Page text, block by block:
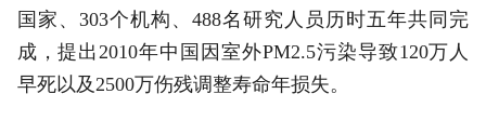
国家、303个机构、488名研究人员历时五年共同完
成，提出2010年中国因室外PM2.5污染导致120万人
早死以及2500万伤残调整寿命年损失。